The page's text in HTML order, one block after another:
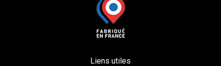
Liens utiles